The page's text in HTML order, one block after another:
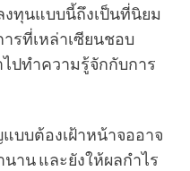
งทุนแบบนี้ถึงเป็นที่นิยม
รที่เหล่าเซียนชอบ
ปทำความรู้จักกับการ
บบต้องเฝ้าหน้าจออาจ
นาน และยังให้ผลกำไร